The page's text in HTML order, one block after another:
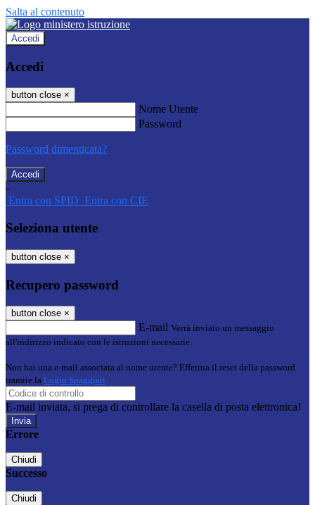
Salta al contenuto
Accedi
Accedi
button close ×
Nome Utente
Password
Password dimenticata?
-
Entra con SPID Entra con CIE
Seleziona utente
button close ×
Recupero password
button close ×
E-mail Verrà inviato un messaggio
all'indirizzo indicato con le istruzioni necessarie.
Non hai una e-mail associata al nome utente? Effettua il reset della password
tramite la Login Spaggiari
E-mail inviata, si prega di controllare la casella di posta elettronica!
Errore
Chiudi
Successo
Chiudi